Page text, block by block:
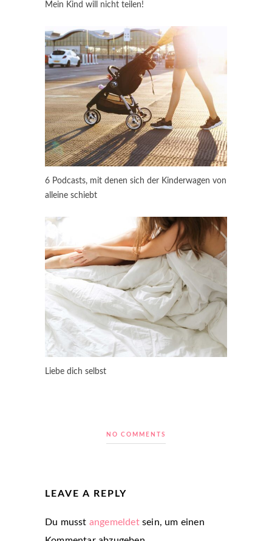
Mein Kind will nicht teilen!
6 Podcasts, mit denen sich der Kinderwagen von
alleine schiebt
Liebe dich selbst
NO COMMENTS
LEAVE A REPLY
Du musst angemeldetsein, um einen